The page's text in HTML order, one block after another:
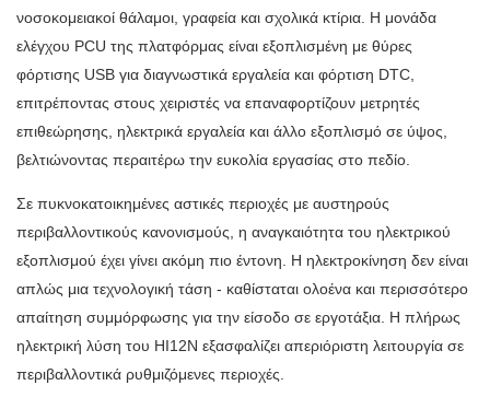
νοσοκομειακοί θάλαμοι, γραφεία και σχολικά κτίρια. Η μονάδα
ελέγχου PCU της πλατφόρμας είναι εξοπλισμένη με θύρες
φόρτισης USB για διαγνωστικά εργαλεία και φόρτιση DTC,
επιτρέποντας στους χειριστές να επαναφορτίζουν μετρητές
επιθεώρησης, ηλεκτρικά εργαλεία και άλλο εξοπλισμό σε ύψος,
βελτιώνοντας περαιτέρω την ευκολία εργασίας στο πεδίο.
Σε πυκνοκατοικημένες αστικές περιοχές με αυστηρούς
περιβαλλοντικούς κανονισμούς, η αναγκαιότητα του ηλεκτρικού
εξοπλισμού έχει γίνει ακόμη πιο έντονη. Η ηλεκτροκίνηση δεν είναι
απλώς μια τεχνολογική τάση - καθίσταται ολοένα και περισσότερο
απαίτηση συμμόρφωσης για την είσοδο σε εργοτάξια. Η πλήρως
ηλεκτρική λύση του HI12N εξασφαλίζει απεριόριστη λειτουργία σε
περιβαλλοντικά ρυθμιζόμενες περιοχές.